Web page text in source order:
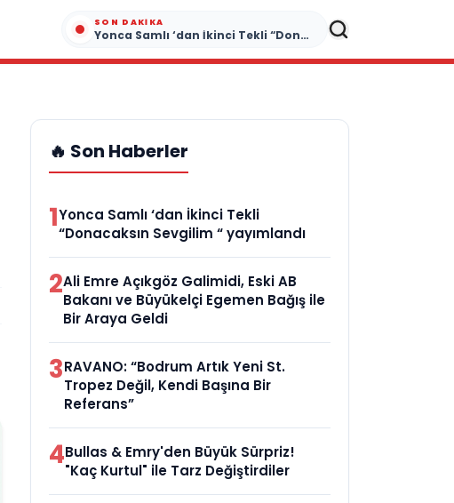
SON DAKIKA
Yonca Samlı ‘dan İkinci Tekli “Donacaksın Sevgilim “ yayımlandı
🔥 Son Haberler
1Yonca Samlı ‘dan İkinci Tekli
“Donacaksın Sevgilim “ yayımlandı
2Ali Emre Açıkgöz Galimidi, Eski AB
Bakanı ve Büyükelçi Egemen Bağış ile
Bir Araya Geldi
3RAVANO: “Bodrum Artık Yeni St.
Tropez Değil, Kendi Başına Bir
Referans”
4Bullas & Emry'den Büyük Sürpriz!
"Kaç Kurtul" ile Tarz Değiştirdiler